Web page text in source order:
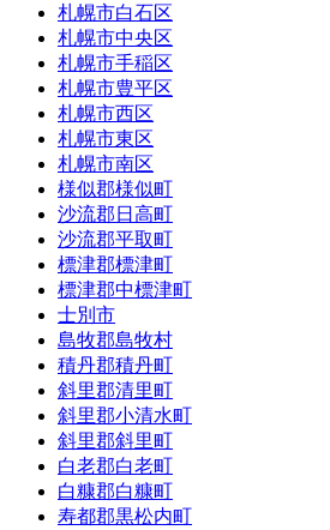
札幌市白石区
札幌市中央区
札幌市手稲区
札幌市豊平区
札幌市西区
札幌市東区
札幌市南区
様似郡様似町
沙流郡日高町
沙流郡平取町
標津郡標津町
標津郡中標津町
士別市
島牧郡島牧村
積丹郡積丹町
斜里郡清里町
斜里郡小清水町
斜里郡斜里町
白老郡白老町
白糠郡白糠町
寿都郡黒松内町